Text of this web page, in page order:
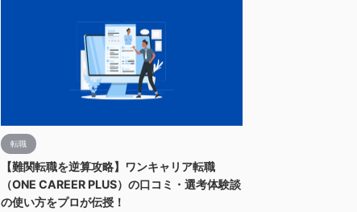
転職
【難関転職を逆算攻略】ワンキャリア転職
（ONE CAREER PLUS）の口コミ・選考体験談
の使い方をプロが伝授！